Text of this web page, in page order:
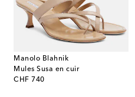
Manolo Blahnik
Mules Susa en cuir
CHF 740
original price